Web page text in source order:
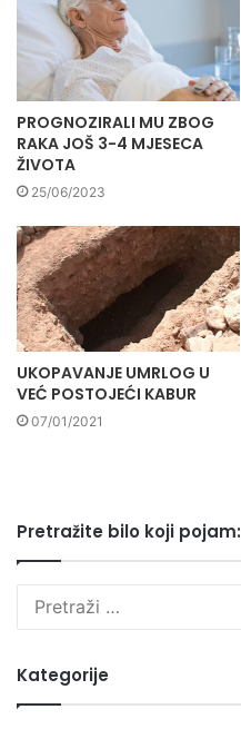
PROGNOZIRALI MU ZBOG
RAKA JOŠ 3-4 MJESECA
ŽIVOTA
25/06/2023
UKOPAVANJE UMRLOG U
VEĆ POSTOJEĆI KABUR
07/01/2021
Pretražite bilo koji pojam:
Kategorije